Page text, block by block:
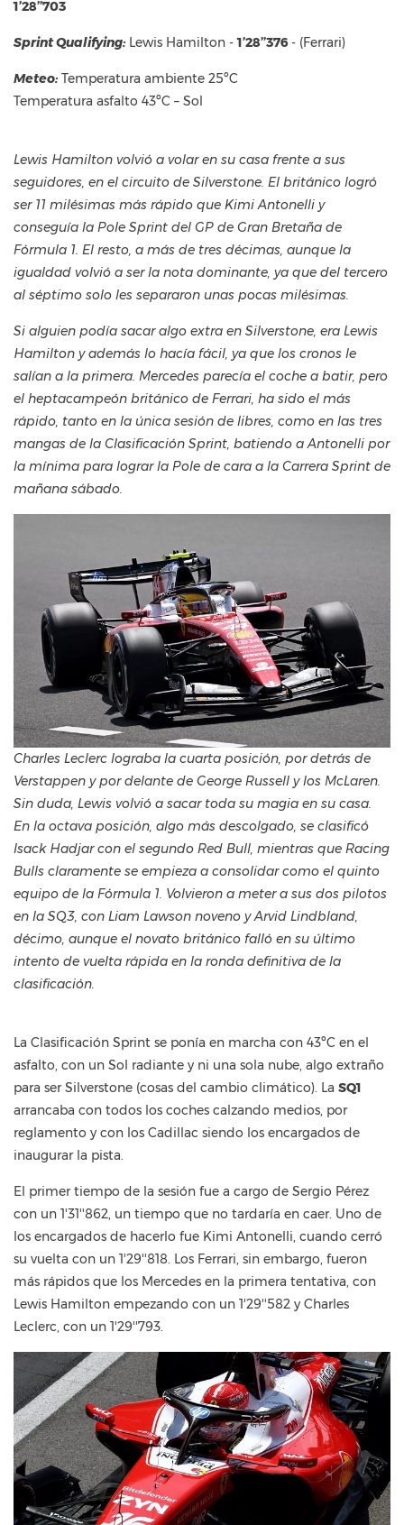
1’28’’703
Sprint Qualifying: Lewis Hamilton -1’28’’376 - (Ferrari)
Meteo: Temperatura ambiente 25ºC
Temperatura asfalto 43ºC – Sol
Lewis Hamilton volvió a volar en su casa frente a sus
seguidores, en el circuito de Silverstone. El británico logró
ser 11 milésimas más rápido que Kimi Antonelli y
conseguía la Pole Sprint del GP de Gran Bretaña de
Fórmula 1. El resto, a más de tres décimas, aunque la
igualdad volvió a ser la nota dominante, ya que del tercero
al séptimo solo les separaron unas pocas milésimas.
Si alguien podía sacar algo extra en Silverstone, era Lewis
Hamilton y además lo hacía fácil, ya que los cronos le
salían a la primera. Mercedes parecía el coche a batir, pero
el heptacampeón británico de Ferrari, ha sido el más
rápido, tanto en la única sesión de libres, como en las tres
mangas de la Clasificación Sprint, batiendo a Antonelli por
la mínima para lograr la Pole de cara a la Carrera Sprint de
mañana sábado.
Charles Leclerc lograba la cuarta posición, por detrás de
Verstappen y por delante de George Russell y los McLaren.
Sin duda, Lewis volvió a sacar toda su magia en su casa.
En la octava posición, algo más descolgado, se clasificó
Isack Hadjar con el segundo Red Bull, mientras que Racing
Bulls claramente se empieza a consolidar como el quinto
equipo de la Fórmula 1. Volvieron a meter a sus dos pilotos
en la SQ3, con Liam Lawson noveno y Arvid Lindbland,
décimo, aunque el novato británico falló en su último
intento de vuelta rápida en la ronda definitiva de la
clasificación.
La Clasificación Sprint se ponía en marcha con 43ºC en el
asfalto, con un Sol radiante y ni una sola nube, algo extraño
para ser Silverstone (cosas del cambio climático). La SQ1
arrancaba con todos los coches calzando medios, por
reglamento y con los Cadillac siendo los encargados de
inaugurar la pista.
El primer tiempo de la sesión fue a cargo de Sergio Pérez
con un 1'31''862, un tiempo que no tardaría en caer. Uno de
los encargados de hacerlo fue Kimi Antonelli, cuando cerró
su vuelta con un 1'29''818. Los Ferrari, sin embargo, fueron
más rápidos que los Mercedes en la primera tentativa, con
Lewis Hamilton empezando con un 1'29''582 y Charles
Leclerc, con un 1'29''793.